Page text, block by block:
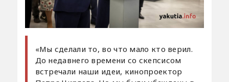
«Мы сделали то, во что мало кто верил.
До недавнего времени со скепсисом
встречали наши идеи, кинопроектор